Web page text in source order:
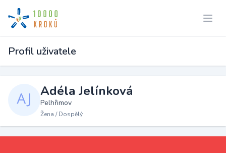
Profil uživatele
Adéla Jelínková
Pelhřimov
Žena / Dospělý